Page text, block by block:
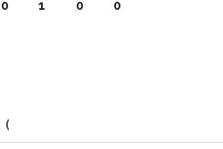
0 1 0 0
(